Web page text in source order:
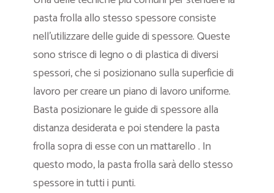
pasta frolla allo stesso spessore consiste
nell’utilizzare delle guide di spessore. Queste
sono strisce di legno o di plastica di diversi
spessori, che si posizionano sulla superficie di
lavoro per creare un piano di lavoro uniforme.
Basta posizionare le guide di spessore alla
distanza desiderata e poi stendere la pasta
frolla sopra di esse con un mattarello . In
questo modo, la pasta frolla sarà dello stesso
spessore in tutti i punti.